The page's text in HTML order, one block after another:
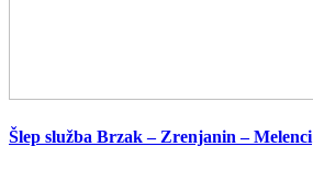
Šlep služba Brzak – Zrenjanin – Melenci